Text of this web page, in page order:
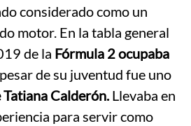
considerado como un
motor. En la tabla general
de la Fórmula 2 ocupaba
de su juventud fue uno
Calderón.Llevaba en
para servir como